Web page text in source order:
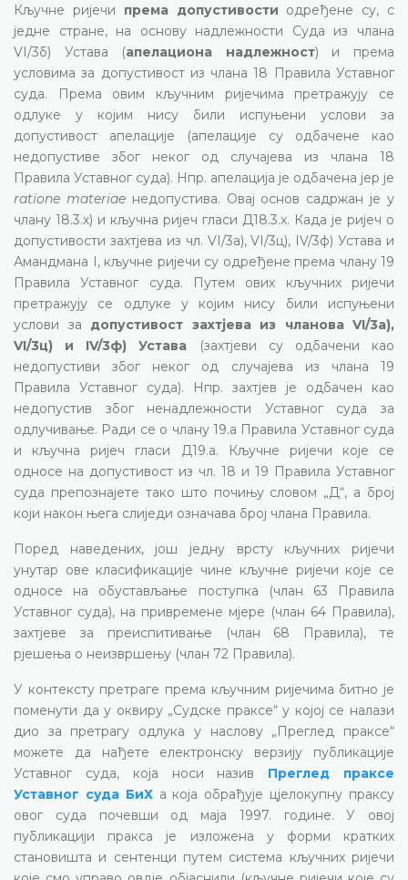
Кључне ријечи према допустивости одређене су, с
једне стране, на основу надлежности Суда из члана
VI/3б) Устава (апелациона надлежност) и према
условима за допустивост из члана 18 Правила Уставног
суда. Према овим кључним ријечима претражују се
одлуке у којим нису били испуњени услови за
допустивост апелације (апелације су одбачене као
недопустиве због неког од случајева из члана 18
Правила Уставног суда). Нпр. апелација је одбачена јер је
ratione materiae недопустива. Овај основ садржан је у
члану 18.3.х) и кључна ријеч гласи Д18.3.х. Када је ријеч о
допустивости захтјева из чл. VI/3а), VI/3ц), IV/3ф) Устава и
Амандмана I, кључне ријечи су одређене према члану 19
Правила Уставног суда. Путем ових кључних ријечи
претражују се одлуке у којим нису били испуњени
услови за допустивост захтјева из чланова VI/3а),
VI/3ц) и IV/3ф) Устава
(захтјеви су одбачени као
недопустиви због неког од случајева из члана 19
Правила Уставног суда). Нпр. захтјев је одбачен као
недопустив због ненадлежности Уставног суда за
одлучивање. Ради се о члану 19.а Правила Уставног суда
и кључна ријеч гласи Д19.а. Кључне ријечи које се
односе на допустивост из чл. 18 и 19 Правила Уставног
суда препознајете тако што почињу словом „Д“, а број
који након њега слиједи означава број члана Правила.
Поред наведених, још једну врсту кључних ријечи
унутар ове класификације чине кључне ријечи које се
односе на обустављање поступка (члан 63 Правила
Уставног суда), на привремене мјере (члан 64 Правила),
захтјеве за преиспитивање (члан 68 Правила), те
рјешења о неизвршењу (члан 72 Правила).
У контексту претраге према кључним ријечима битно је
поменути да у оквиру „Судске праксе“ у којој се налази
дио за претрагу одлука у наслову „Преглед праксе“
можете да нађете електронску верзију публикације
Уставног суда, која носи назив Преглед праксе
Уставног суда БиХа која обрађује цјелокупну праксу
овог суда почевши од маја 1997. године. У овој
публикацији пракса је изложена у форми кратких
становишта и сентенци путем система кључних ријечи